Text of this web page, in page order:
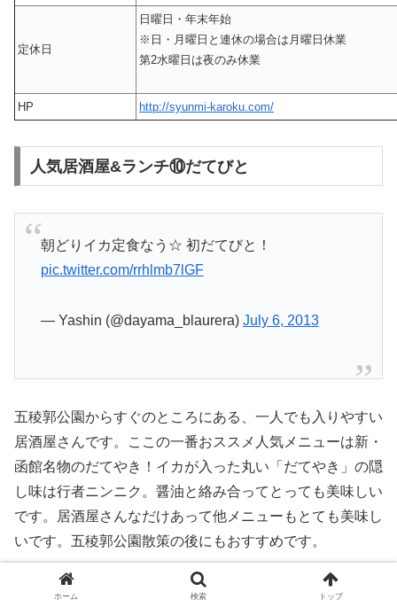
定休日
日曜日・年末年始
※日・月曜日と連休の場合は月曜日休業
第2水曜日は夜のみ休業
HP http://syunmi-karoku.com/
人気居酒屋&ランチ⑩だてびと
朝どりイカ定食なう☆ 初だてびと！
pic.twitter.com/rrhlmb7lGF
— Yashin (@dayama_blaurera) July 6, 2013
五稜郭公園からすぐのところにある、一人でも入りやすい
居酒屋さんです。ここの一番おススメ人気メニューは新・
函館名物のだてやき！イカが入った丸い「だてやき」の隠
し味は行者ニンニク。醤油と絡み合ってとっても美味しい
です。居酒屋さんなだけあって他メニューもとても美味し
いです。五稜郭公園散策の後にもおすすめです。
ホーム 検索 トップ